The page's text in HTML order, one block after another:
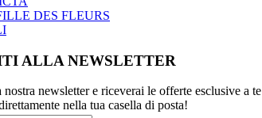
DES FLEURS
ALLA NEWSLETTER
newsletter e riceverai le offerte esclusive a te
nella tua casella di posta!